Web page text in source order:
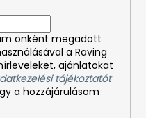
önként megadott
a Raving
ajánlatokat
tájékoztatót
a hozzájárulásom